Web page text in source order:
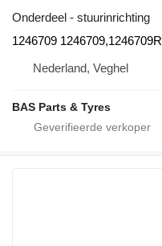
Onderdeel - stuurinrichting
1246709 1246709,1246709R
Nederland, Veghel
BAS Parts & Tyres